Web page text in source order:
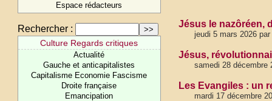
Espace rédacteurs
Rechercher :
Culture Regards critiques
Actualité
Gauche et anticapitalistes
Capitalisme Economie Fascisme
Droite française
Emancipation
Jésus le nazôréen,
jeudi 5 mars 2026
Jésus,
samedi 28 décembre
Les Evangiles : un
mardi 17 décembre